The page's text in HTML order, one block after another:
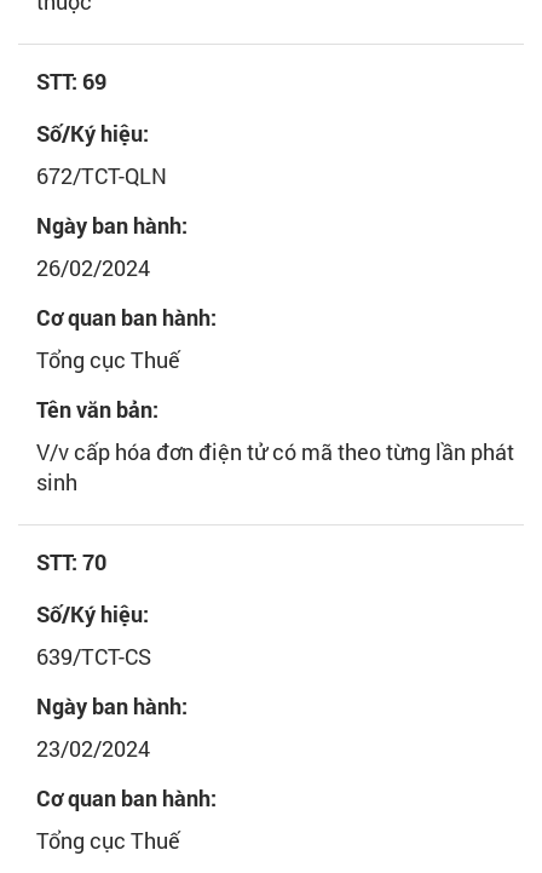
STT: 69
Số/Ký hiệu:
672/TCT-QLN
Ngày ban hành:
26/02/2024
Cơ quan ban hành:
Tổng cục Thuế
Tên văn bản:
V/v cấp hóa đơn điện tử có mã theo từng lần phát
sinh
STT: 70
Số/Ký hiệu:
639/TCT-CS
Ngày ban hành:
23/02/2024
Cơ quan ban hành:
Tổng cục Thuế